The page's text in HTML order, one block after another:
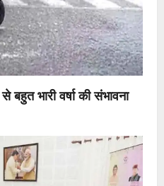
बहुत भारी वर्षा की संभावना